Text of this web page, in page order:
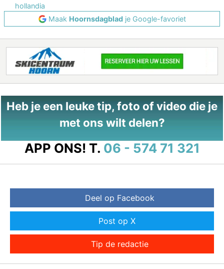
hollandia
Maak Hoornsdagbladje Google-favoriet
Heb je een leuke tip, foto of video die je
met ons wilt delen?
APP ONS! T. 06 - 574 71 321
Deel op Facebook
Post op X
Tip de redactie